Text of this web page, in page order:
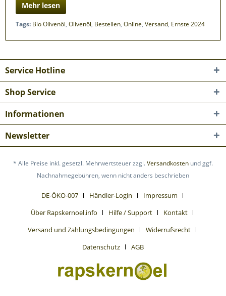
Mehr lesen
Tags: Bio Olivenöl, Olivenöl, Bestellen, Online, Versand, Ernste 2024
Service Hotline
Shop Service
Informationen
Newsletter
* Alle Preise inkl. gesetzl. Mehrwertsteuer zzgl.Versandkosten und ggf.
Nachnahmegebühren, wenn nicht anders beschrieben
DE-ÖKO-007 Händler-Login
Impressum
Über Rapskernoel.info
Hilfe / Support
Kontakt
Versand und Zahlungsbedingungen
Widerrufsrecht
Datenschutz
AGB